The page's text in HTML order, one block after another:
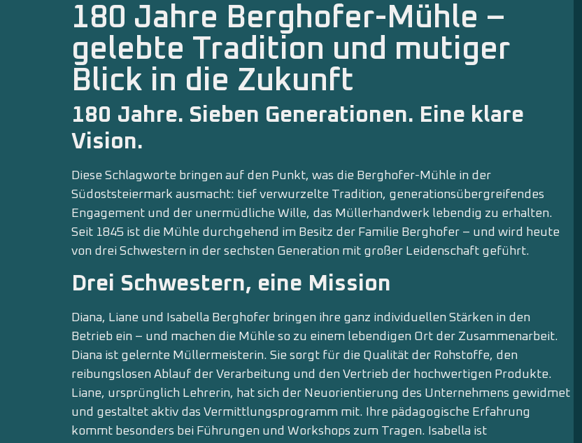
180 Jahre Berghofer-Mühle –
gelebte Tradition und mutiger
Blick in die Zukunft
180 Jahre. Sieben Generationen. Eine klare
Vision.
Diese Schlagworte bringen auf den Punkt, was die Berghofer-Mühle in der
Südoststeiermark ausmacht: tief verwurzelte Tradition, generationsübergreifendes
Engagement und der unermüdliche Wille, das Müllerhandwerk lebendig zu erhalten.
Seit 1845 ist die Mühle durchgehend im Besitz der Familie Berghofer – und wird heute
von drei Schwestern in der sechsten Generation mit großer Leidenschaft geführt.
Drei Schwestern, eine Mission
Diana, Liane und Isabella Berghofer bringen ihre ganz individuellen Stärken in den
Betrieb ein – und machen die Mühle so zu einem lebendigen Ort der Zusammenarbeit.
Diana ist gelernte Müllermeisterin. Sie sorgt für die Qualität der Rohstoffe, den
reibungslosen Ablauf der Verarbeitung und den Vertrieb der hochwertigen Produkte.
Liane, ursprünglich Lehrerin, hat sich der Neuorientierung des Unternehmens gewidmet
und gestaltet aktiv das Vermittlungsprogramm mit. Ihre pädagogische Erfahrung
kommt besonders bei Führungen und Workshops zum Tragen. Isabella ist